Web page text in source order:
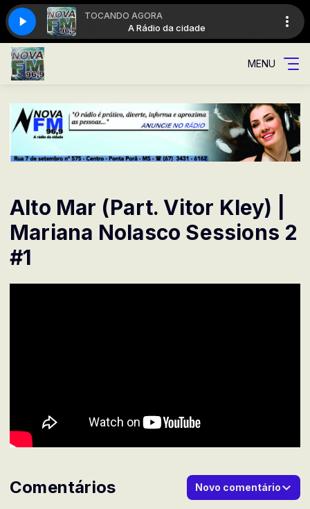
TOCANDO AGORA
cidade A Rádio da cidade
MENU
Alto Mar (Part. Vitor Kley) |
Mariana Nolasco Sessions 2
#1
Comentários Novo comentário